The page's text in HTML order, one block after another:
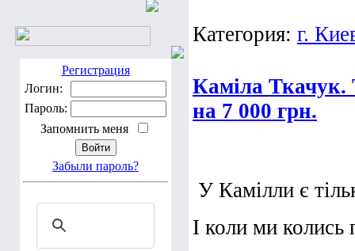
Регистрация
Логин:
Пароль:
Запомнить меня
Забыли пароль?
Категория: г.
Каміла Ткачук.
на 7 000 грн.
У Камілли є
І коли ми